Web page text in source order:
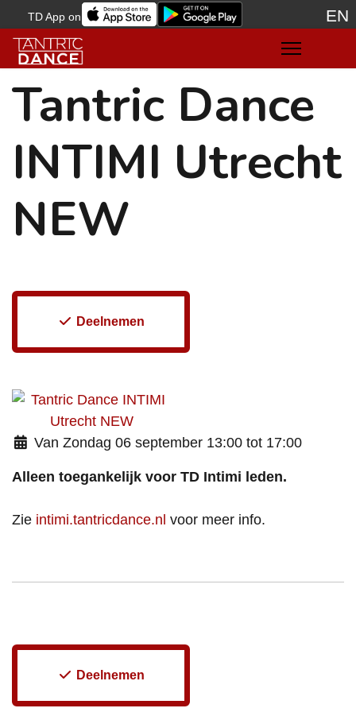
TD App on EN
Tantric Dance
INTIMI Utrecht
NEW
Deelnemen
Van Zondag 06 september 13:00 tot 17:00
Alleen toegankelijk voor TD Intimi leden.
Zie intimi.tantricdance.nl voor meer info.
Deelnemen